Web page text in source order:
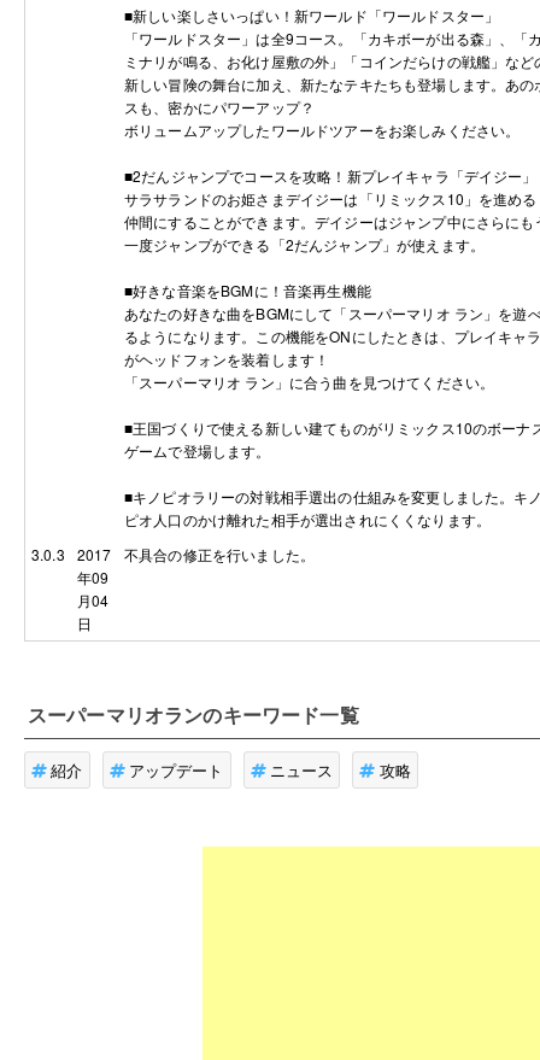
■新しい楽しさいっぱい！新ワールド「ワールドスター」
「ワールドスター」は全9コース。「カキボーが出る森」、「
ミナリが鳴る、お化け屋敷の外」「コインだらけの戦艦」など
新しい冒険の舞台に加え、新たなテキたちも登場します。あの
スも、密かにパワーアップ？
ボリュームアップしたワールドツアーをお楽しみください。
■2だんジャンプでコースを攻略！新プレイキャラ「デイジー」
サラサランドのお姫さまデイジーは「リミックス10」を進め
仲間にすることができます。デイジーはジャンプ中にさらにも
一度ジャンプができる「2だんジャンプ」が使えます。
■好きな音楽をBGMに！音楽再生機能
あなたの好きな曲をBGMにして「スーパーマリオ ラン」を遊
るようになります。この機能をONにしたときは、プレイキャ
がヘッドフォンを装着します！
「スーパーマリオ ラン」に合う曲を見つけてください。
■王国づくりで使える新しい建てものがリミックス10のボーナ
ゲームで登場します。
■キノピオラリーの対戦相手選出の仕組みを変更しました。キ
ピオ人口のかけ離れた相手が選出されにくくなります。
3.0.3
2017
年09
月04
日
不具合の修正を行いました。
スーパーマリオランのキーワード一覧
紹介 アップデート ニュース 攻略